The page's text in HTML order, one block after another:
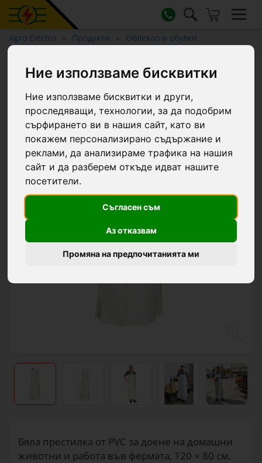
Ние използваме бисквитки
Ние използваме бисквитки и други,
проследяващи, технологии, за да подобрим
сърфирането ви в нашия сайт, като ви
покажем персонализирано съдържание и
реклами, да анализираме трафика на нашия
сайт и да разберем откъде идват нашите
посетители.
Съгласен съм
Аз отказвам
Промяна на предпочитанията ми
Agro Electro Продукти Облекло и обувки
Престилка за доене и миене,
Бяла престилка от PVC за доене на домашни
животни и работа във фермата, 120 × 80 см.